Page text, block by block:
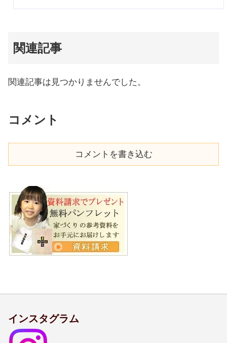
関連記事
関連記事は見つかりませんでした。
コメント
コメントを書き込む
インスタグラム